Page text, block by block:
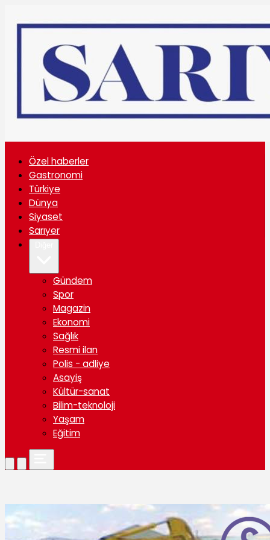
Özel haberler
Gastronomi
Türkiye
Dünya
Siyaset
Sarıyer
Gündem
Spor
Magazin
Ekonomi
Sağlık
Resmi ilan
Polis - adliye
Asayiş
Kültür-sanat
Bilim-teknoloji
Yaşam
Eğitim